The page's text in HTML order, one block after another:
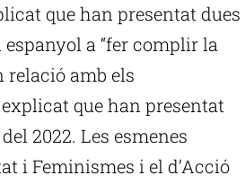
que han presentat dues
a “fer complir la
relació amb els
que han presentat
2022. Les esmenes
i Feminismes i el d’Acció